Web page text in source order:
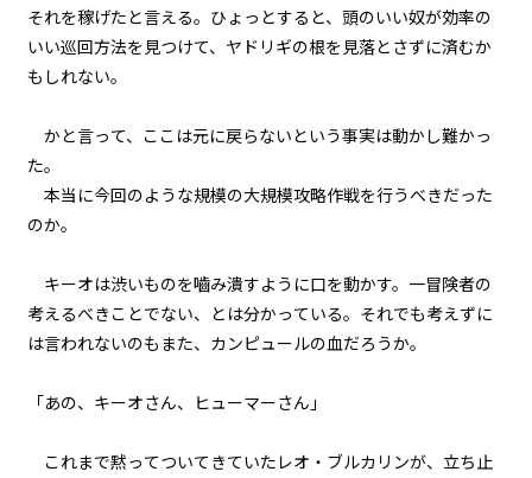
第八話 大軍議（前編）
大作戦
二章 【マモのグルメ】と迷宮攻略
大作戦
第十一話 弁当の効果
大作戦
それを稼げたと言える。ひょっとすると、頭のいい奴が効率の
いい巡回方法を見つけて、ヤドリギの根を見落とさずに済むか
もしれない。
かと言って、ここは元に戻らないという事実は動かし難かっ
た。
本当に今回のような規模の大規模攻略作戦を行うべきだった
のか。
キーオは渋いものを嚙み潰すように口を動かす。一冒険者の
考えるべきことでない、とは分かっている。それでも考えずに
は言われないのもまた、カンピュールの血だろうか。
「あの、キーオさん、ヒューマーさん」
これまで黙ってついてきていたレオ・ブルカリンが、立ち止